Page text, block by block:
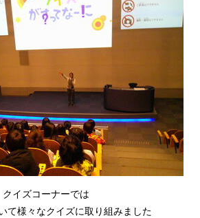
クイズコーナーでは
て様々なクイズに取り組みました